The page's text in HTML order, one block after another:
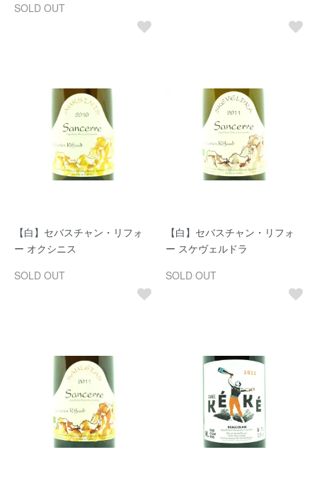
SOLD OUT
【白】セバスチャン・リフォ
ー オクシニス
SOLD OUT
【白】セバスチャン・リフォ
ー スケヴェルドラ
SOLD OUT